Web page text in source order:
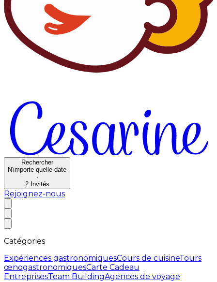
Rechercher
N'importe quelle date
·
2 Invités
Rejoignez-nous
Catégories
Expériences gastronomiquesCours de cuisineTours
œnogastronomiquesCarte Cadeau
EntreprisesTeam BuildingAgences de voyage